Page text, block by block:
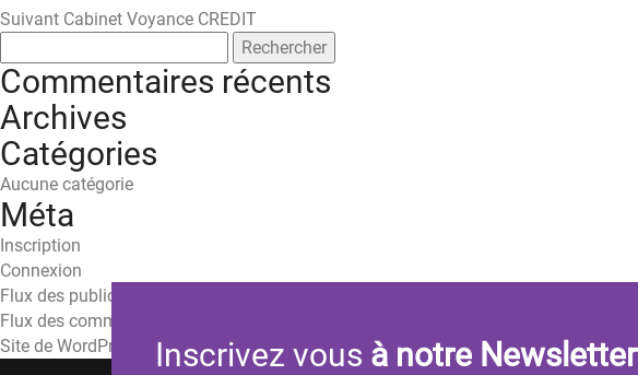
Suivant Cabinet Voyance CREDIT
Commentaires récents
Archives
Catégories
Aucune catégorie
Méta
Inscription
Connexion
Flux des publications
Flux des commentaires
Site de WordPress-FRInscrivez vous à notre Newsletter